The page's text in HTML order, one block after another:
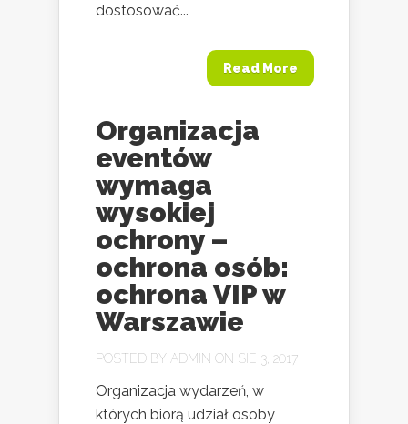
dostosować...
Read More
Organizacja
eventów
wymaga
wysokiej
ochrony –
ochrona osób:
ochrona VIP w
Warszawie
POSTED BY ADMIN ON SIE 3, 2017
Organizacja wydarzeń, w
których biorą udział osoby